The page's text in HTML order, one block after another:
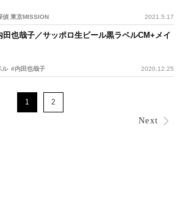
偵 東京MISSION 2021.5.17
田也哉子／サッポロ生ビール黒ラベルCM+メイ
ル #内田也哉子 2020.12.25
1 2
Next